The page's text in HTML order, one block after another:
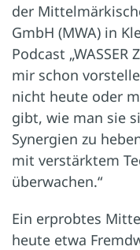
der
GmbH (MWA) in
Podcast
mir schon
nicht heute oder
gibt, wie man sie
Synergien zu
mit verstärktem
überwachen.“
Ein erprobtes
heute etwa